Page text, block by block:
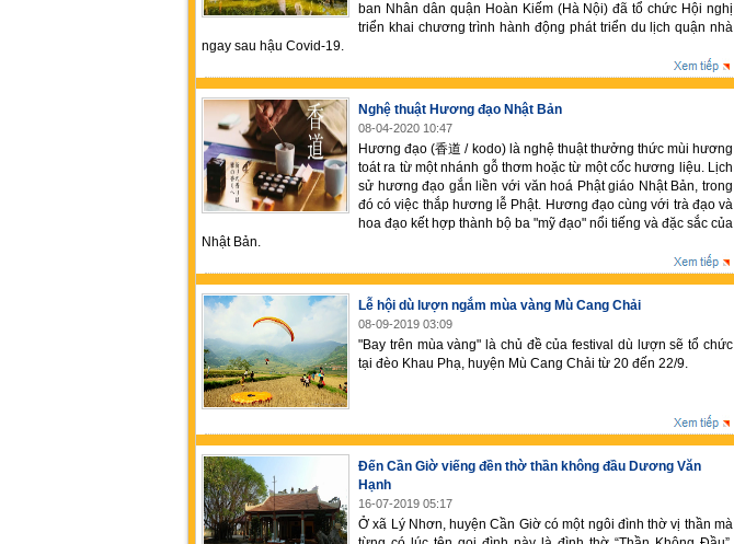
ban Nhân dân quận Hoàn Kiếm (Hà Nội) đã tổ chức Hội nghị
triển khai chương trình hành động phát triển du lịch quận nhà
ngay sau hậu Covid-19.
Nghệ thuật Hương đạo Nhật Bản
08-04-2020 10:47
Hương đạo (香道 / kodo) là nghệ thuật thưởng thức mùi hương
toát ra từ một nhánh gỗ thơm hoặc từ một cốc hương liệu. Lịch
sử hương đạo gắn liền với văn hoá Phật giáo Nhật Bản, trong
đó có việc thắp hương lễ Phật. Hương đạo cùng với trà đạo và
hoa đạo kết hợp thành bộ ba "mỹ đạo" nổi tiếng và đặc sắc của
Nhật Bản.
Lễ hội dù lượn ngắm mùa vàng Mù Cang Chải
08-09-2019 03:09
"Bay trên mùa vàng" là chủ đề của festival dù lượn sẽ tổ chức
tại đèo Khau Phạ, huyện Mù Cang Chải từ 20 đến 22/9.
Đến Cần Giờ viếng đền thờ thần không đầu Dương Văn
Hạnh
16-07-2019 05:17
Ở xã Lý Nhơn, huyện Cần Giờ có một ngôi đình thờ vị thần mà